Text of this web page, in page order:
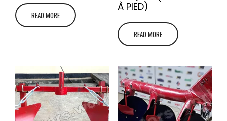
READ MORE
À PIED)
READ MORE